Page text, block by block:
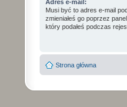
Adres e-mail:
Musi być to adres e-mail
zmieniałeś go poprzez
który podałeś podczas
Strona główna